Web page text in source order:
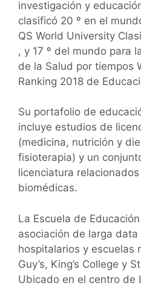
investigación y
clasificó 20 º en el
QS World University
, y 17 º del mundo para
de la Salud por tiempos
Ranking 2018 de
Su portafolio de
incluye estudios de
(medicina, nutrición y
fisioterapia) y un
licenciatura
biomédicas.
La Escuela de
asociación de larga data
hospitalarios y escuelas
Guy’s, King’s College y
Ubicado en el centro de